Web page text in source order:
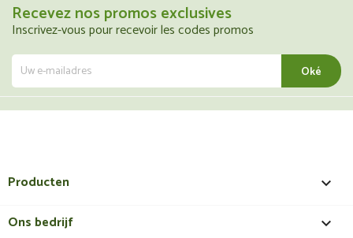
Recevez nos promos exclusives
Inscrivez-vous pour recevoir les codes promos
Producten 
Ons bedrijf 